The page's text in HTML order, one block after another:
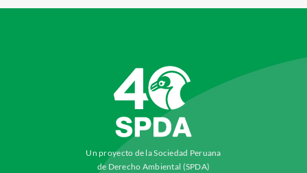
Un proyecto de la Sociedad Peruana
de Derecho Ambiental (SPDA)